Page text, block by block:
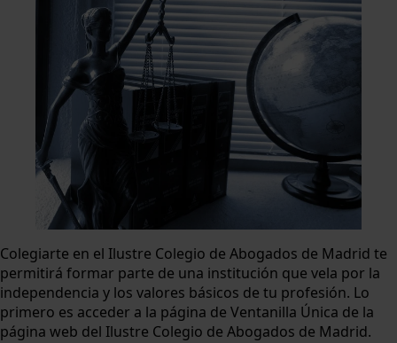
Colegiarte en el Ilustre Colegio de Abogados de Madrid te
permitirá formar parte de una institución que vela por la
independencia y los valores básicos de tu profesión. Lo
primero es acceder a la página de Ventanilla Única de la
página web del Ilustre Colegio de Abogados de Madrid.